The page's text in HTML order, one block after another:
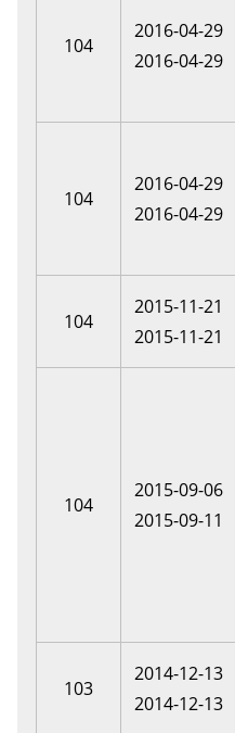
104
2016-04-29
2016-04-29
104
2016-04-29
2016-04-29
104
2015-11-21
2015-11-21
104
2015-09-06
2015-09-11
103
2014-12-13
2014-12-13